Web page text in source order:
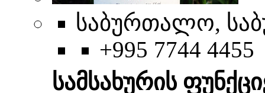
საბურთალო,
+995 7744 4455
სამსახურის